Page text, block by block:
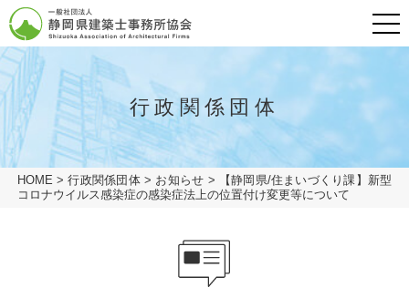
グローバルナビ
HOME
会長挨拶
一般の方
協会概要
行政関係団体
HOME >行政関係団体> お知らせ >
【静岡県/住まいづくり課】新型
コロナウイルス感染症の感染症法上の位置付け変更等について